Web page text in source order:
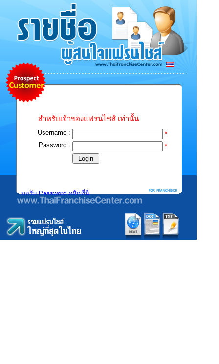
สำหรับเจ้าของแฟรนไชส์ เท่านั้น
Username :
*
Password :
*
ขอรับ Password คลิกที่นี่